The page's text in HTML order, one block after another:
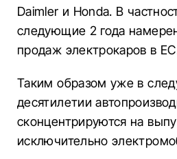
Daimler и Honda. В
следующие 2 года
продаж электрокаров в
Таким образом уже в
десятилетии
сконцентрируются на
исключительно